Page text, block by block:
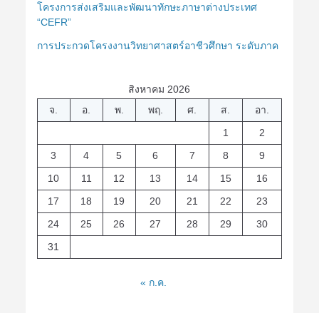
โครงการส่งเสริมและพัฒนาทักษะภาษาต่างประเทศ
“CEFR”
การประกวดโครงงานวิทยาศาสตร์อาชีวศึกษา ระดับภาค
สิงหาคม 2026
จ.
อ. พ. พฤ. ศ. ส.
อา.
1
2
3
4 5 6 7 8
9
10
11 12 13 14 15
16
17
18 19 20 21 22
23
24
25 26 27 28 29
30
31
« ก.ค.